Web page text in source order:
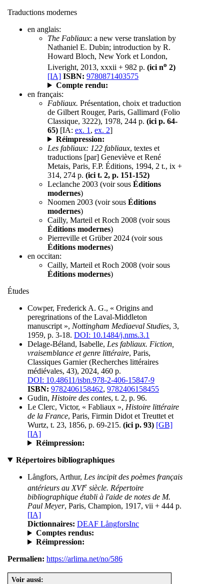
Traductions modernes
en anglais:
The Fabliaux: a new verse translation by
Nathaniel E. Dubin; introduction by R.
Howard Bloch, New York et London,
Liveright, 2013, xxxii + 982 p. (ici no 2)
[IA] ISBN: 9780871403575
Compte rendu:
en français:
Fabliaux. Présentation, choix et traduction
de Gilbert Rouger, Paris, Gallimard (Folio
Classique, 3222), 1978, 244 p. (ici p. 64-
65) [IA: ex. 1 , ex. 2]
Réimpression:
Les fabliaux: 122 fabliaux, textes et
traductions [par] Geneviève et René
Metais, Paris, F.P. Éditions, 1994, 2 t., ix +
314, 274 p. (ici t. 2, p. 151-152)
Leclanche 2003 (voir sous Éditions
modernes)
Noomen 2003 (voir sous Éditions
modernes)
Cailly, Marteil et Roch 2008 (voir sous
Éditions modernes)
Pierreville et Grüber 2024 (voir sous
Éditions modernes)
en occitan:
Cailly, Marteil et Roch 2008 (voir sous
Éditions modernes)
Études
Cowper, Frederick A. G., « Origins and
peregrinations of the Laval-Middleton
manuscript », Nottingham Mediaeval Studies, 3,
1959, p. 3-18. DOI: 10.1484/j.nms.3.1
Delage-Béland, Isabelle, Les fabliaux. Fiction,
vraisemblance et genre littéraire, Paris,
Classiques Garnier (Recherches littéraires
médiévales, 43), 2024, 460 p.
DOI: 10.48611/isbn.978-2-406-15847-9
ISBN: 9782406158462, 9782406158455
Gudin, Histoire des contes, t. 2, p. 96.
Le Clerc, Victor, « Fabliaux », Histoire littéraire
de la France, Paris, Firmin Didot et Treuttet et
Wurtz, t. 23, 1856, p. 69-215. (ici p. 93) [GB]
[IA]
Réimpression:
Répertoires bibliographiques
Långfors, Arthur, Les incipit des poèmes français
antérieurs au XVIe siècle. Répertoire
bibliographique établi à l'aide de notes de M.
Paul Meyer, Paris, Champion, 1917, vii + 444 p.
[IA]
Dictionnaires: DEAF LångforsInc
Comptes rendus:
Réimpression:
Permalien: https://arlima.net/no/586
Voir aussi: